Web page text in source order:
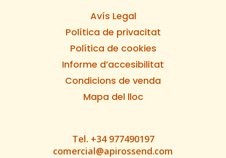
Avís Legal
Política de privacitat
Política de cookies
Informe d’accesibilitat
Condicions de venda
Mapa del lloc
Tel. +34 977490197
comercial@apirossend.com